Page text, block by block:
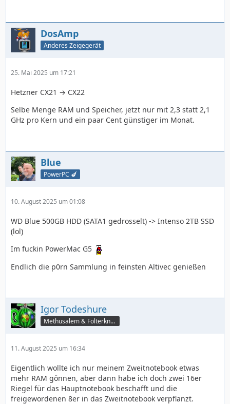
DosAmp
Anderes Zeigegerät
25. Mai 2025 um 17:21
Hetzner CX21 → CX22
Selbe Menge RAM und Speicher, jetzt nur mit 2,3 statt 2,1
GHz pro Kern und ein paar Cent günstiger im Monat.
Blue
PowerPC 🍆
10. August 2025 um 01:08
WD Blue 500GB HDD (SATA1 gedrosselt) -> Intenso 2TB SSD
(lol)
Im fuckin PowerMac G5
Endlich die p0rn Sammlung in feinsten Altivec genießen
Igor Todeshure
Methusalem & Folterknecht
11. August 2025 um 16:34
Eigentlich wollte ich nur meinem Zweitnotebook etwas
mehr RAM gönnen, aber dann habe ich doch zwei 16er
Riegel für das Hauptnotebook beschafft und die
freigewordenen 8er in das Zweitnotebook verpflanzt.